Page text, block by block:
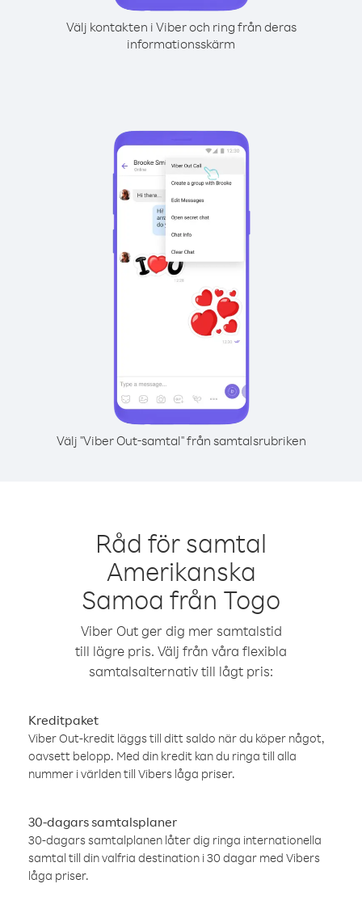
Välj kontakten i Viber och ring från deras
informationsskärm
Välj "Viber Out-samtal" från samtalsrubriken
Råd för samtal
Amerikanska
Samoa från Togo
Viber Out ger dig mer samtalstid
till lägre pris. Välj från våra flexibla
samtalsalternativ till lågt pris:
Kreditpaket
Viber Out-kredit läggs till ditt saldo när du köper något,
oavsett belopp. Med din kredit kan du ringa till alla
nummer i världen till Vibers låga priser.
30-dagars samtalsplaner
30-dagars samtalplanen låter dig ringa internationella
samtal till din valfria destination i 30 dagar med Vibers
låga priser.